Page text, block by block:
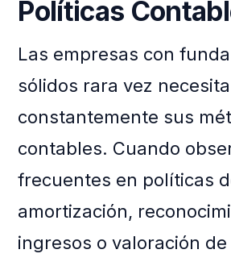
Políticas
Las empresas con
sólidos rara vez
constantemente sus
contables. Cuando
frecuentes en políticas
amortización,
ingresos o valoración